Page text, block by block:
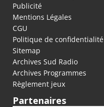
Publicité
Mentions Légales
CGU
Politique de confidentialité
Sitemap
Archives Sud Radio
Archives Programmes
Règlement jeux
Partenaires